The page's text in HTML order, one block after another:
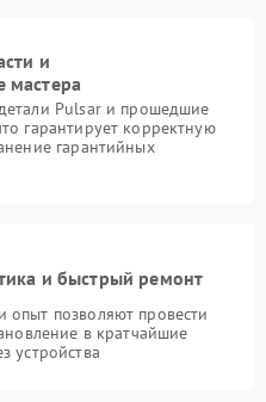
и
мастера
Pulsar и прошедшие
гарантирует корректную
гарантийных
и быстрый ремонт
позволяют провести
в кратчайшие
устройства